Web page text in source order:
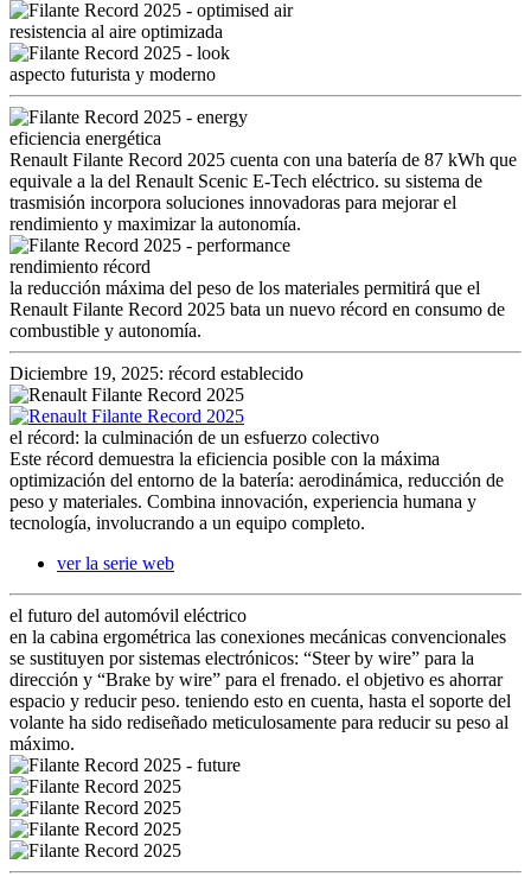
resistencia al aire optimizada
aspecto futurista y moderno
eficiencia energética
Renault Filante Record 2025 cuenta con una batería de 87 kWh que
equivale a la del Renault Scenic E-Tech eléctrico. su sistema de
trasmisión incorpora soluciones innovadoras para mejorar el
rendimiento y maximizar la autonomía.
rendimiento récord
la reducción máxima del peso de los materiales permitirá que el
Renault Filante Record 2025 bata un nuevo récord en consumo de
combustible y autonomía.
Diciembre 19, 2025: récord establecido
el récord: la culminación de un esfuerzo colectivo
Este récord demuestra la eficiencia posible con la máxima
optimización del entorno de la batería: aerodinámica, reducción de
peso y materiales. Combina innovación, experiencia humana y
tecnología, involucrando a un equipo completo.
ver la serie web
el futuro del automóvil eléctrico
en la cabina ergométrica las conexiones mecánicas convencionales
se sustituyen por sistemas electrónicos: “Steer by wire” para la
dirección y “Brake by wire” para el frenado. el objetivo es ahorrar
espacio y reducir peso. teniendo esto en cuenta, hasta el soporte del
volante ha sido rediseñado meticulosamente para reducir su peso al
máximo.